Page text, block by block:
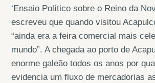
‘Ensaio Político sobre o Reino da
escreveu que quando visitou
“ainda era a feira comercial mais
mundo”. A chegada ao porto de
enorme galeão todos os anos por
evidencia um fluxo de mercadorias